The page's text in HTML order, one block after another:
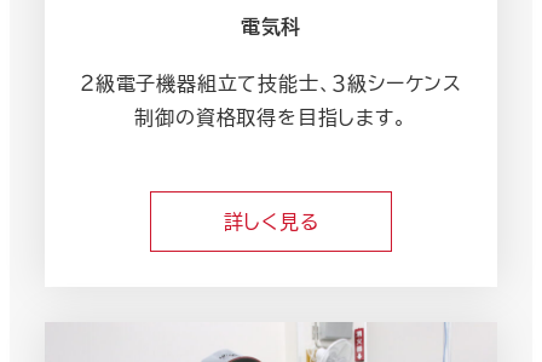
電気科
２級電子機器組立て技能士、３級シーケンス
制御の資格取得を目指します。
詳しく見る